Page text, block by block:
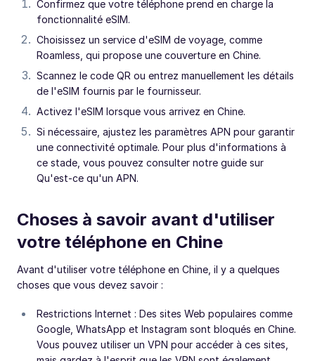
Confirmez que votre téléphone prend en charge la
fonctionnalité eSIM.
Choisissez un service d'eSIM de voyage, comme
Roamless, qui propose une couverture en Chine.
Scannez le code QR ou entrez manuellement les détails
de l'eSIM fournis par le fournisseur.
Activez l'eSIM lorsque vous arrivez en Chine.
Si nécessaire, ajustez les paramètres APN pour garantir
une connectivité optimale. Pour plus d'informations à
ce stade, vous pouvez consulter notre guide sur
Qu'est-ce qu'un APN.
Choses à savoir avant d'utiliser
votre téléphone en Chine
Avant d'utiliser votre téléphone en Chine, il y a quelques
choses que vous devez savoir :
Restrictions Internet : Des sites Web populaires comme
Google, WhatsApp et Instagram sont bloqués en Chine.
Vous pouvez utiliser un VPN pour accéder à ces sites,